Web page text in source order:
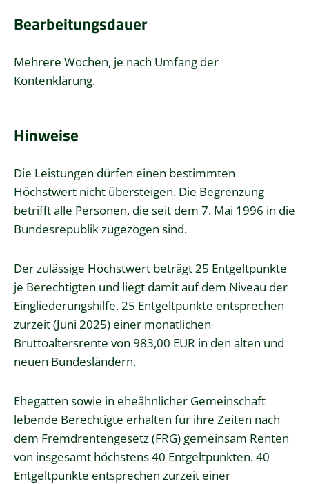
Bearbeitungsdauer
Mehrere Wochen, je nach Umfang der
Kontenklärung.
Hinweise
Die Leistungen dürfen einen bestimmten
Höchstwert nicht übersteigen. Die Begrenzung
betrifft alle Personen, die seit dem 7. Mai 1996 in die
Bundesrepublik zugezogen sind.
Der zulässige Höchstwert beträgt 25 Entgeltpunkte
je Berechtigten und liegt damit auf dem Niveau der
Eingliederungshilfe. 25 Entgeltpunkte entsprechen
zurzeit (Juni 2025) einer monatlichen
Bruttoaltersrente von 983,00 EUR in den alten und
neuen Bundesländern.
Ehegatten sowie in eheähnlicher Gemeinschaft
lebende Berechtigte erhalten für ihre Zeiten nach
dem Fremdrentengesetz (FRG) gemeinsam Renten
von insgesamt höchstens 40 Entgeltpunkten. 40
Entgeltpunkte entsprechen zurzeit einer